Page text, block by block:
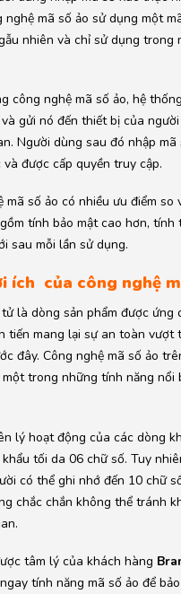
nghệ mã số ảo sử dụng một
nhiên và chỉ sử dụng trong
công nghệ mã số ảo, hệ
gửi nó đến thiết bị của
Người dùng sau đó nhập
được cấp quyền truy cập.
mã số ảo có nhiều ưu điểm so
tính bảo mật cao hơn, tính
sau mỗi lần sử dụng.
ích của công nghệ
là dòng sản phẩm được ứng
tiến mang lại sự an toàn vượt
đây. Công nghệ mã số ảo
trong những tính năng nổi
lý hoạt động của các dòng
tối da 06 chữ số. Tuy
có thể ghi nhớ đến 10 chữ
chắc chắn không thể tránh
tâm lý của khách hàng
tính năng mã số ảo để